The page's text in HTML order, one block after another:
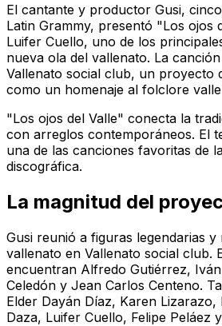
El cantante y productor Gusi,
Latin Grammy, presentó "Los ojos
Luifer Cuello, uno de los
nueva ola del vallenato. La
Vallenato social club, un proyecto
como un homenaje al folclore
"Los ojos del Valle" conecta la
con arreglos contemporáneos. El
una de las canciones favoritas de
discográfica.
La magnitud del
Gusi reunió a figuras legendarias
vallenato en Vallenato social club.
encuentran Alfredo Gutiérrez,
Celedón y Jean Carlos Centeno.
Elder Dayán Díaz, Karen Lizarazo,
Daza, Luifer Cuello, Felipe Peláez